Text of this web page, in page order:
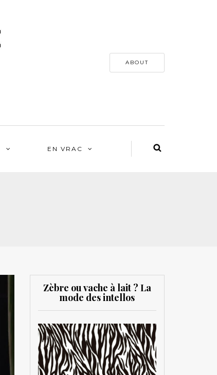
ABOUT
EN VRAC
Zèbre ou vache à lait ? La
mode des intellos